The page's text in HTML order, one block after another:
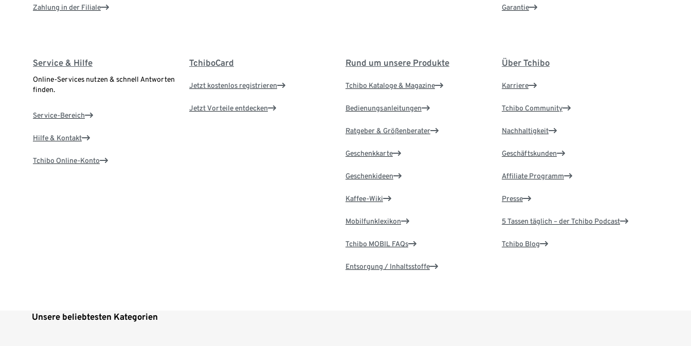
Zahlung in der Filiale Garantie
Service & Hilfe
Online-Services nutzen & schnell Antworten
finden.
Service-Bereich
Hilfe & Kontakt
Tchibo Online-Konto
TchiboCard
Jetzt kostenlos registrieren
Jetzt Vorteile entdecken
Rund um unsere Produkte
Tchibo Kataloge & Magazine
Bedienungsanleitungen
Ratgeber & Größenberater
Geschenkkarte
Geschenkideen
Kaffee-Wiki
Mobilfunklexikon
Tchibo MOBIL FAQs
Entsorgung / Inhaltsstoffe
Über Tchibo
Karriere
Tchibo Community
Nachhaltigkeit
Geschäftskunden
Affiliate Programm
Presse
5 Tassen täglich – der Tchibo Podcast
Tchibo Blog
Unsere beliebtesten Kategorien